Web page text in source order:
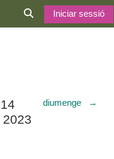
Commuta l'entrada
Iniciar sessió
2023
diumenge →